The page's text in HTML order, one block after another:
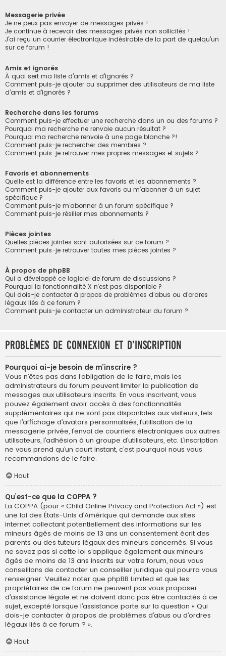
Messagerie privée
Je ne peux pas envoyer de messages privés !
Je continue à recevoir des messages privés non sollicités !
J’ai reçu un courrier électronique indésirable de la part de quelqu’un
sur ce forum !
Amis et ignorés
À quoi sert ma liste d’amis et d’ignorés ?
Comment puis-je ajouter ou supprimer des utilisateurs de ma liste
d’amis et d’ignorés ?
Recherche dans les forums
Comment puis-je effectuer une recherche dans un ou des forums ?
Pourquoi ma recherche ne renvoie aucun résultat ?
Pourquoi ma recherche renvoie à une page blanche ?!
Comment puis-je rechercher des membres ?
Comment puis-je retrouver mes propres messages et sujets ?
Favoris et abonnements
Quelle est la différence entre les favoris et les abonnements ?
Comment puis-je ajouter aux favoris ou m’abonner à un sujet
spécifique ?
Comment puis-je m’abonner à un forum spécifique ?
Comment puis-je résilier mes abonnements ?
Pièces jointes
Quelles pièces jointes sont autorisées sur ce forum ?
Comment puis-je retrouver toutes mes pièces jointes ?
À propos de phpBB
Qui a développé ce logiciel de forum de discussions ?
Pourquoi la fonctionnalité X n’est pas disponible ?
Qui dois-je contacter à propos de problèmes d’abus ou d’ordres
légaux liés à ce forum ?
Comment puis-je contacter un administrateur du forum ?
Problèmes de connexion et d’inscription
Pourquoi ai-je besoin de m’inscrire ?
Vous n’êtes pas dans l’obligation de le faire, mais les
administrateurs du forum peuvent limiter la publication de
messages aux utilisateurs inscrits. En vous inscrivant, vous
pouvez également avoir accès à des fonctionnalités
supplémentaires qui ne sont pas disponibles aux visiteurs, tels
que l’affichage d’avatars personnalisés, l’utilisation de la
messagerie privée, l’envoi de courriers électroniques aux autres
utilisateurs, l’adhésion à un groupe d’utilisateurs, etc. L’inscription
ne vous prend qu’un court instant, c’est pourquoi nous vous
recommandons de le faire.
Haut
Qu’est-ce que la COPPA ?
La COPPA (pour « Child Online Privacy and Protection Act ») est
une loi des États-Unis d’Amérique qui demande aux sites
internet collectant potentiellement des informations sur les
mineurs âgés de moins de 13 ans un consentement écrit des
parents ou des tuteurs légaux des mineurs concernés. Si vous
ne savez pas si cette loi s’applique également aux mineurs
âgés de moins de 13 ans inscrits sur votre forum, nous vous
conseillons de contacter un conseiller juridique qui pourra vous
renseigner. Veuillez noter que phpBB Limited et que les
propriétaires de ce forum ne peuvent pas vous proposer
d’assistance légale et ne doivent donc pas être contactés à ce
sujet, excepté lorsque l’assistance porte sur la question « Qui
dois-je contacter à propos de problèmes d’abus ou d’ordres
légaux liés à ce forum ? ».
Haut